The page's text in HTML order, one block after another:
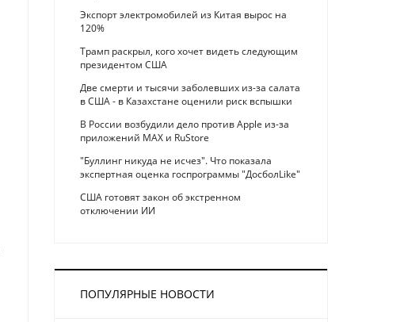
Экспорт электромобилей из Китая вырос на
120%
Трамп раскрыл, кого хочет видеть следующим
президентом США
Две смерти и тысячи заболевших из-за салата
в США - в Казахстане оценили риск вспышки
В России возбудили дело против Apple из-за
приложений MAX и RuStore
"Буллинг никуда не исчез". Что показала
экспертная оценка госпрограммы "ДосболLike"
США готовят закон об экстренном
отключении ИИ
ПОПУЛЯРНЫЕ НОВОСТИ